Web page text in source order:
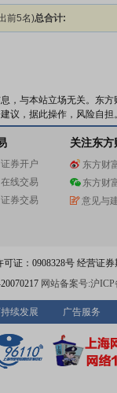
前5名)总合计:
，与本站立场无关。东
议，据此操作，风险自担